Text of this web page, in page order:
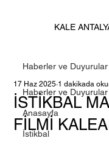
KALE
Haberler ve Duyurular
Anasayfa
İstikbal
Haberler ve Duyurular
İSTİKBAL
FİLMİ
17 Haz 2025 1 dakikada